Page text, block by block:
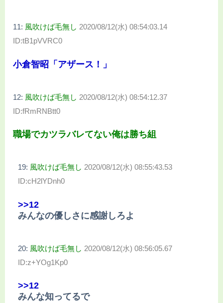
11: 風吹けば毛無し 2020/08/12(水) 08:54:03.14
ID:tB1pVVRC0
小倉智昭「アザース！」
12: 風吹けば毛無し 2020/08/12(水) 08:54:12.37
ID:fRmRNBtt0
職場でカツラバレてない俺は勝ち組
19: 風吹けば毛無し 2020/08/12(水) 08:55:43.53
ID:cH2lYDnh0
>>12
みんなの優しさに感謝しろよ
20: 風吹けば毛無し 2020/08/12(水) 08:56:05.67
ID:z+YOg1Kp0
>>12
みんな知ってるで